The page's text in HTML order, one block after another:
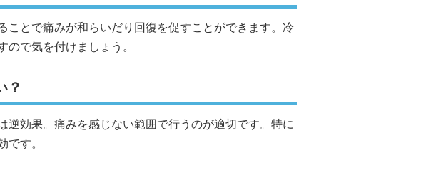
とで痛みが和らいだり回復を促すことができます。冷
で気を付けましょう。
？
効果。痛みを感じない範囲で行うのが適切です。特に
です。